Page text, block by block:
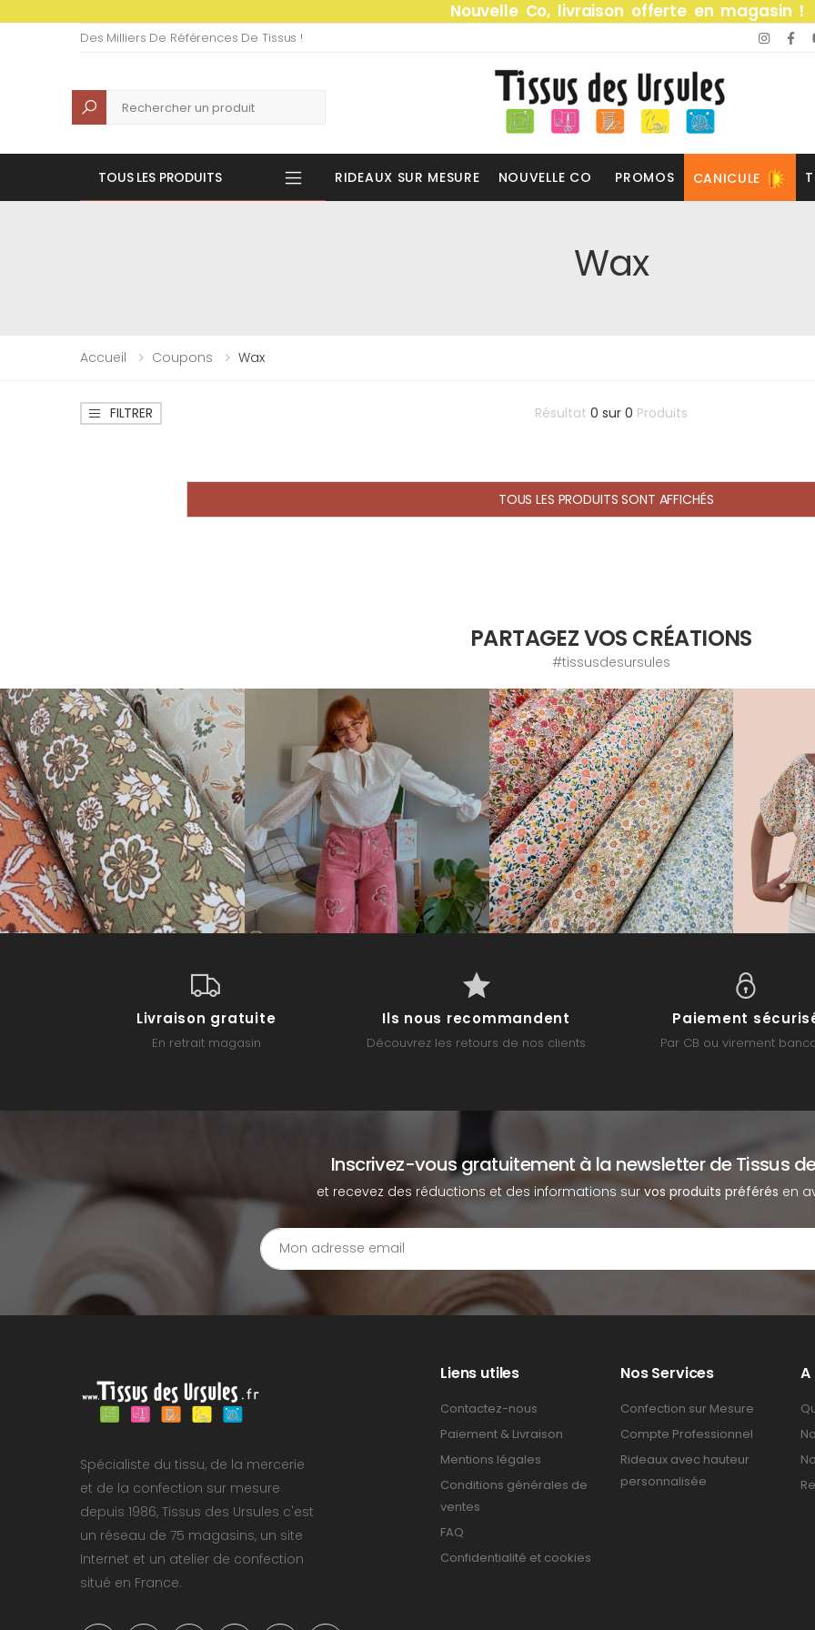
Nouvelle Co, livraison offerte en magasin !
Des Milliers De Références De Tissus !
Recherche
TOUS LES PRODUITS RIDEAUX SUR MESURE NOUVELLE CO PROMOS CANICULE
Wax
Accueil Coupons Wax
FILTRER Résultat 0 sur 0 Produits
TOUS LES PRODUITS SONT AFFICHÉS
PARTAGEZ VOS CRÉATIONS
#tissusdesursules
Livraison gratuite
En retrait magasin
Ils nous recommandent
Découvrez les retours de nos clients
Paiement
Par CB ou virement
Inscrivez-vous gratuitement à la newsletter de Tissus
et recevez des réductions et des informations survos produits préférés en
Spécialiste du tissu, de la mercerie
et de la confection sur mesure
depuis 1986, Tissus des Ursules c'est
un réseau de 75 magasins, un site
Internet et un atelier de confection
situé en France.
Liens utiles
Contactez-nous
Paiement & Livraison
Mentions légales
Conditions générales de
ventes
FAQ
Confidentialité et cookies
Nos Services
Confection sur Mesure
Compte Professionnel
Rideaux avec hauteur
personnalisée